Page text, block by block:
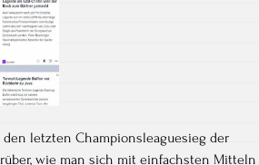
den letzten Championsleaguesieg der
wie man sich mit einfachsten Mitteln